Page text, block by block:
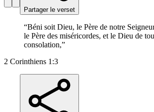
Partager le verset
“Béni soit Dieu, le Père de notre
le Père des miséricordes, et le Dieu de
consolation,”
2 Corinthiens 1:3